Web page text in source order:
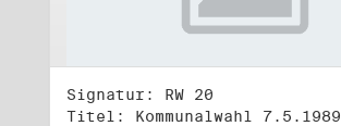
Signatur: RW 20
Titel: Kommunalwahl 7.5.1989